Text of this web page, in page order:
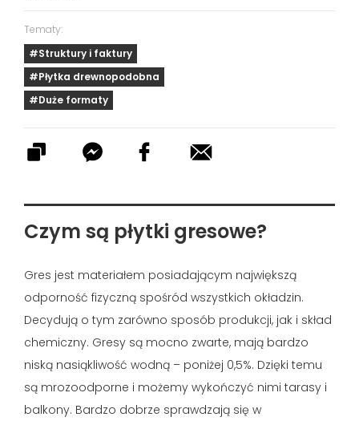
Czym są płytki gresowe?
Gres jest materiałem posiadającym największą
odporność fizyczną spośród wszystkich okładzin.
Decydują o tym zarówno sposób produkcji, jak i skład
chemiczny. Gresy są mocno zwarte, mają bardzo
niską nasiąkliwość wodną – poniżej 0,5%. Dzięki temu
są mrozoodporne i możemy wykończyć nimi tarasy i
balkony. Bardzo dobrze sprawdzają się w
Tematy:
#Struktury i faktury
#Płytka drewnopodobna
#Duże formaty